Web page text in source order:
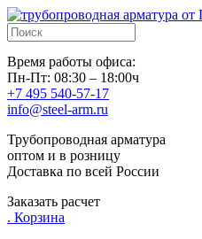
Время работы офиса:
Пн-Пт: 08:30 – 18:00ч
+7 495 540-57-17
info@steel-arm.ru
Трубопроводная арматура
оптом и в розницу
Доставка по всей России
Заказать расчет
. Корзина